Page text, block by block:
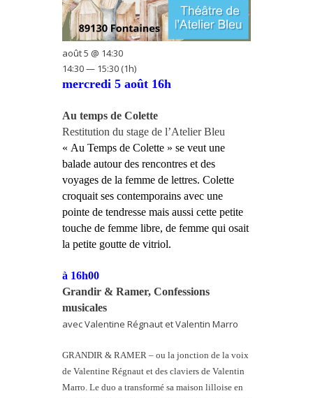
mercredi 5 août 16h
Au temps de Colette
Restitution du stage de l’Atelier Bleu
« Au Temps de Colette » se veut une
balade autour des rencontres et des
voyages de la femme de lettres. Colette
croquait ses contemporains avec une
pointe de tendresse mais aussi cette petite
touche de femme libre, de femme qui osait
la petite goutte de vitriol.
à 16h00
Grandir & Ramer, Confessions
musicales
avec Valentine Régnaut et Valentin Marro
GRANDIR & RAMER – ou la jonction de la voix
de Valentine Régnaut et des claviers de Valentin
Marro. Le duo a transformé sa maison lilloise en
août 5 @ 14:30
14:30 — 15:30 (1h)